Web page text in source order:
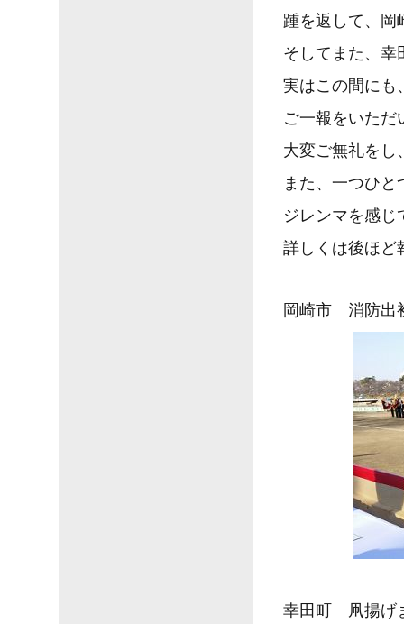
踵を返して、岡
そしてまた、幸
実はこの間にも
ご一報をいただ
大変ご無礼をし
また、一つひ
ジレンマを感じ
詳しくは後ほど
岡崎市 消防出
幸田町 凧揚げ